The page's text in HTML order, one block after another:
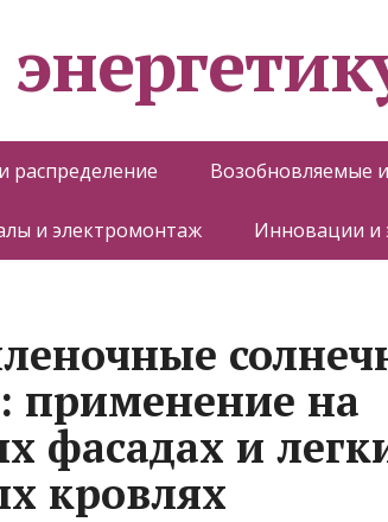
распределение Возобновляемые
и электромонтаж Инновации и
применение на
фасадах и
кровлях